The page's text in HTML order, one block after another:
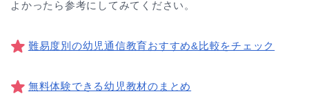
よかったら参考にしてみてください。
難易度別の幼児通信教育おすすめ&比較をチェック
無料体験できる幼児教材のまとめ